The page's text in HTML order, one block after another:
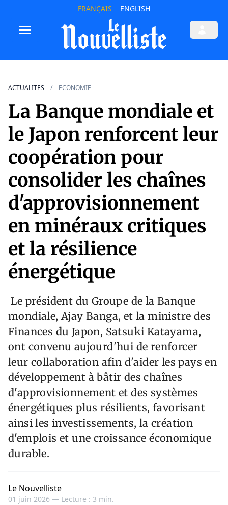
FRANÇAIS ENGLISH
ACTUALITES ECONOMIE
La Banque mondiale et
le Japon renforcent leur
coopération pour
consolider les chaînes
d'approvisionnement
en minéraux critiques
et la résilience
énergétique
Le président du Groupe de la Banque
mondiale, Ajay Banga, et la ministre des
Finances du Japon, Satsuki Katayama,
ont convenu aujourd'hui de renforcer
leur collaboration afin d'aider les pays en
développement à bâtir des chaînes
d'approvisionnement et des systèmes
énergétiques plus résilients, favorisant
ainsi les investissements, la création
d'emplois et une croissance économique
durable.
Le Nouvelliste
01 juin 2026 — Lecture : 3 min.